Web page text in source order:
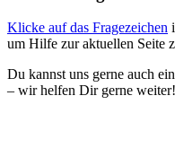
Klicke auf das Fragezeichen
um Hilfe zur aktuellen Seite
Du kannst uns gerne auch
– wir helfen Dir gerne weiter!